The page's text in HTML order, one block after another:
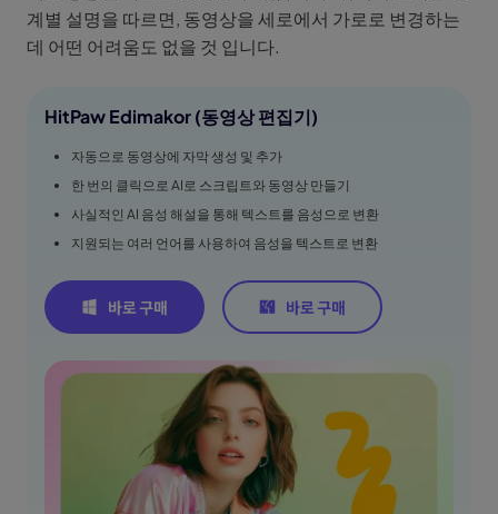
계별 설명을 따르면, 동영상을 세로에서 가로로 변경하는
데 어떤 어려움도 없을 것 입니다.
HitPaw Edimakor (동영상 편집기)
자동으로 동영상에 자막 생성 및 추가
한 번의 클릭으로 AI로 스크립트와 동영상 만들기
사실적인 AI 음성 해설을 통해 텍스트를 음성으로 변환
지원되는 여러 언어를 사용하여 음성을 텍스트로 변환